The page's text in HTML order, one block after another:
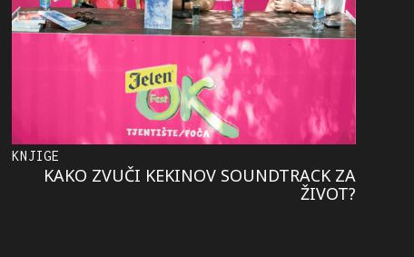
KNJIGE
KAKO ZVUČI KEKINOV SOUNDTRACK ZA
ŽIVOT?